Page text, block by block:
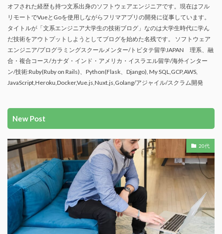
オフされた経歴も持つ文系出身のソフトウェアエンジニアです。現在はフル
リモートでVueとGoを使用しながらフリマアプリの開発に従事しています。
タイトルが「文系エンジニア大学生の技術ブログ」なのは大学生時代に学ん
だ技術をアウトプットしようとしてブログを始めた名残です。 ソフトウェア
エンジニア/プログラミングスクールメンター/トビタテ留学JAPAN 理系、融
合・複合コース/カナダ・インド・アメリカ・イスラエル留学/海外インター
ン/技術:Ruby(Ruby on Rails)、Python(Flask、Django), My SQL,GCP,AWS,
JavaScript,Heroku,Docker,Vue.js,Nuxt.js,Golang/アジャイル/スクラム開発
New Post
20代